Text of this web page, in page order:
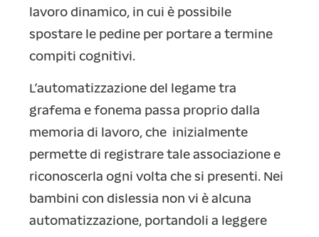
lavoro dinamico, in cui è possibile
spostare le pedine per portare a termine
compiti cognitivi.
L’automatizzazione del legame tra
grafema e fonema passa proprio dalla
memoria di lavoro, che inizialmente
permette di registrare tale associazione e
riconoscerla ogni volta che si presenti. Nei
bambini con dislessia non vi è alcuna
automatizzazione, portandoli a leggere